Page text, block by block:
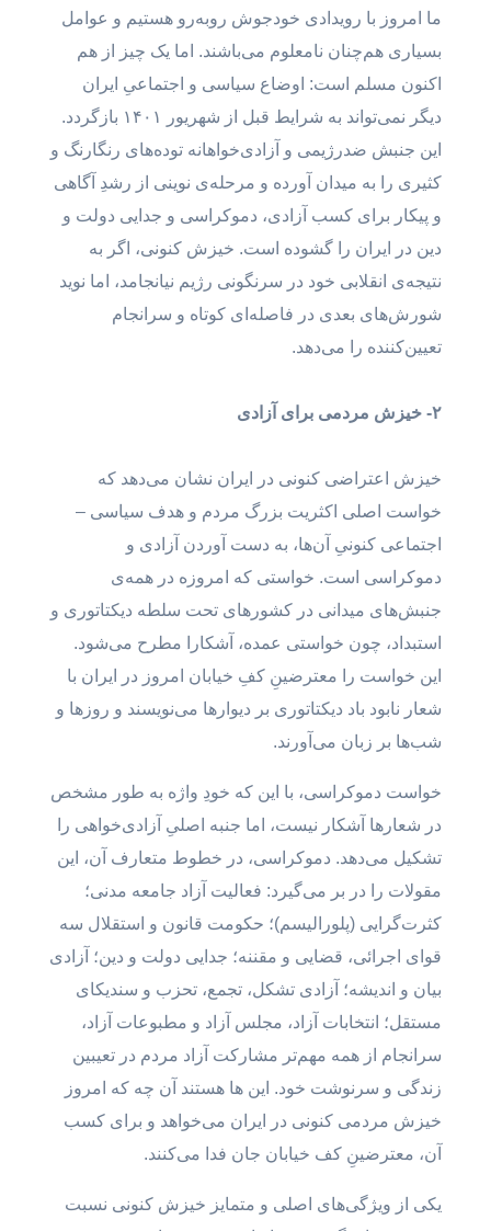
ما امروز با رویدادی خودجوش رو‌به‌رو هستیم و عوامل
بسیاری هم‌چنان نامعلوم می‌باشند. اما یک چیز از هم
اکنون مسلم است: اوضاع سیاسی و اجتماعیِ ایران
دیگر نمی‌تواند به شرایط قبل از شهریور ۱۴۰۱ بازگردد.
این جنبش ضدرژیمی و آزادی‌خواهانه توده‌های رنگارنگ و
کثیری را به میدان آورده و مرحله‌ی نوینی از رشدِ آگاهی
و پیکار برای کسب آزادی، دموکراسی و جدایی دولت و
دین در ایران را گشوده است. خیزش کنونی، اگر به
نتیجه‌ی انقلابی خود در سرنگونی رژیم نیانجامد، اما نوید
شورش‌های بعدی در فاصله‌‌ای کوتاه و سرانجام
تعیین‌کننده را می‌دهد.
۲- خیزش مردمی برای آزادی‌
خیزش اعتراضی کنونی در ایران نشان می‌دهد که
خواست اصلی اکثریت بزرگ مردم و هدف سیاسی –
اجتماعی کنونیِ آن‌ها، به دست آوردن آزادی و
دموکراسی است. خواستی که امروزه در همه‌ی
جنبش‌های میدانی در کشورهای تحت سلطه دیکتاتوری و
استبداد، چون خواستی عمده، آشکارا مطرح می‌شود.
این خواست را معترضینِ کفِ خیابان امروز در ایران با
شعار نابود باد دیکتاتوری بر دیوارها می‌نویسند و روزها و
شب‌ها بر زبان می‌آورند.
خواست دموکراسی‌، با این که خودِ واژه به طور مشخص
در شعارها آشکار نیست، اما جنبه اصلیِ آزادی‌خواهی را
تشکیل می‌دهد. دموکراسی، در خطوط متعارف آن، این
مقولات را در بر می‌گیرد: فعالیت آزاد جامعه مدنی؛
کثرت‌گرایی (پلورالیسم)؛ حکومت قانون و استقلال سه
قوای اجرائی، قضایی و مقننه؛ جدایی دولت و دین؛ آزادی
بیان و اندیشه؛ آزادی تشکل، تجمع، تحزب و سندیکای
مستقل؛ انتخابات آزاد، مجلس آزاد و مطبوعات آزاد،
سرانجام از همه مهم‌تر مشارکت آزاد مردم در تعیبین
زندگی و سرنوشت خود. این ها هستند آن چه که امروز
خیزش مردمی کنونی در ایران می‌خواهد و برای کسب
آن، معترضینِ کف خیابان جان فدا می‌کنند.
یکی از ویژگی‌های اصلی و متمایز خیزش کنونی نسبت